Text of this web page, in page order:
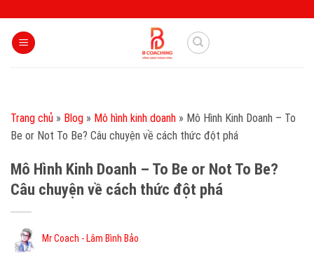
content
Trang chủ » Blog » Mô hình kinh doanh » Mô Hình Kinh Doanh – To
Be or Not To Be? Câu chuyện về cách thức đột phá
Mô Hình Kinh Doanh – To Be or Not To Be?
Câu chuyện về cách thức đột phá
Mr Coach - Lâm Bình Bảo